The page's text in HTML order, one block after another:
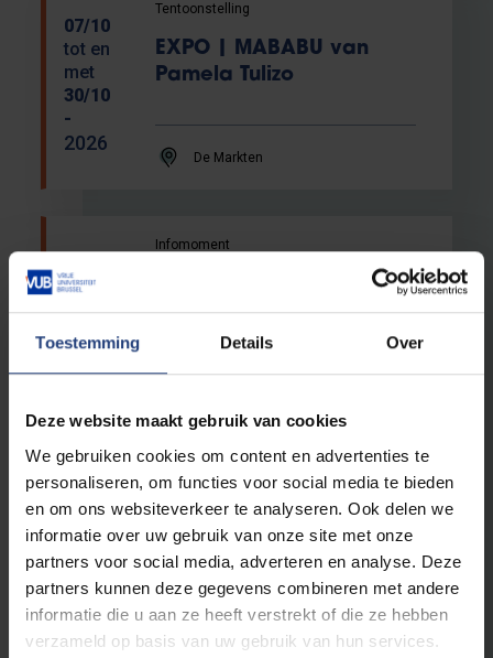
Toestemming Details Over
Deze website maakt gebruik van cookies
We gebruiken cookies om content en advertenties te
personaliseren, om functies voor social media te bieden
en om ons websiteverkeer te analyseren. Ook delen we
informatie over uw gebruik van onze site met onze
partners voor social media, adverteren en analyse. Deze
partners kunnen deze gegevens combineren met andere
informatie die u aan ze heeft verstrekt of die ze hebben
verzameld op basis van uw gebruik van hun services.
07/10
tot en
met
30/10
-
2026
Tentoonstelling
EXPO | MABABU van
Pamela Tulizo
De Markten
15/10
Infomoment
spermadonatie:
uitwisseling en
Jette
20/10
-
Seminar
FTI Brussel x VUB:
Circular & City